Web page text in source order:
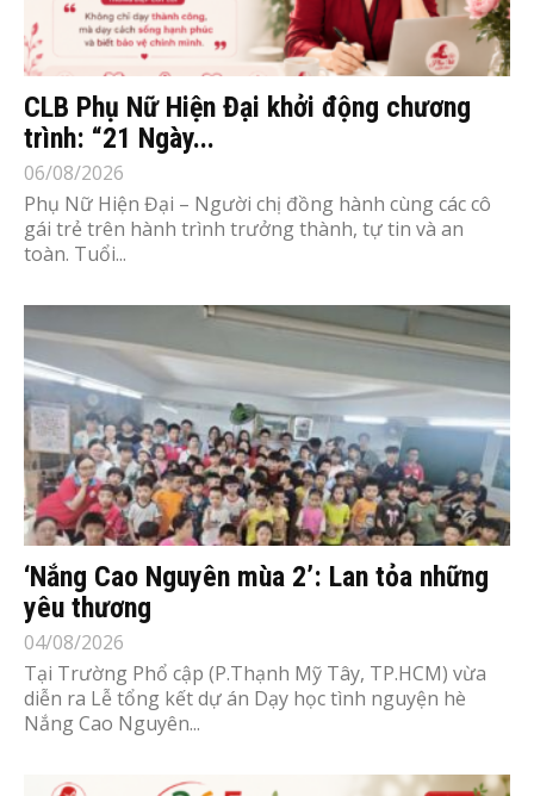
CLB Phụ Nữ Hiện Đại khởi động chương
trình: “21 Ngày...
06/08/2026
Phụ Nữ Hiện Đại – Người chị đồng hành cùng các cô
gái trẻ trên hành trình trưởng thành, tự tin và an
toàn. Tuổi...
‘Nắng Cao Nguyên mùa 2’: Lan tỏa những
yêu thương
04/08/2026
Tại Trường Phổ cập (P.Thạnh Mỹ Tây, TP.HCM) vừa
diễn ra Lễ tổng kết dự án Dạy học tình nguyện hè
Nắng Cao Nguyên...